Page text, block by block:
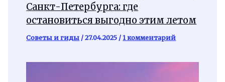
Санкт-Петербурга: где
остановиться выгодно этим летом
Советы и гиды /27.04.2025 /1 комментарий